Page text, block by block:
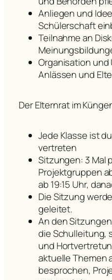
Anliegen und
Schülerschaft
Teilnahme an
Organisation
Anlässen und
Der Elternrat im
Jede Klasse ist
vertreten
Sitzungen: 3 Mal
Projektgruppen
ab 19:15 Uhr,
Die Sitzung
geleitet.
An den
die Schulleitung,
und
aktuelle Themen
besprochen,